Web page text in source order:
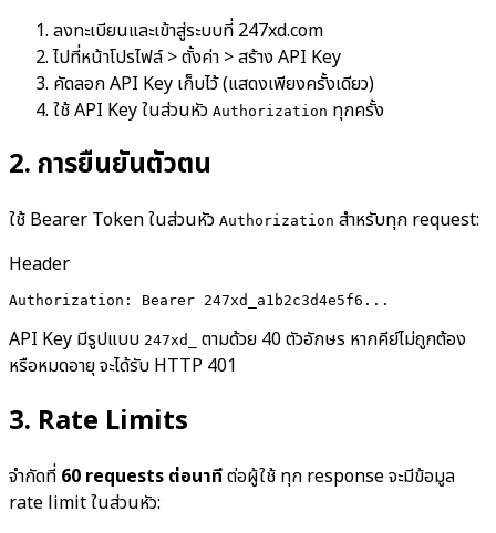
ลงทะเบียนและเข้าสู่ระบบที่ 247xd.com
ไปที่หน้าโปรไฟล์ >ตั้งค่า >สร้าง API Key
คัดลอก API Key เก็บไว้ (แสดงเพียงครั้งเดียว)
ใช้ API Key ในส่วนหัว Authorization ทุกครั้ง
2. การยืนยันตัวตน
ใช้ Bearer Token ในส่วนหัว Authorization สำหรับทุก request:
Header
Authorization: Bearer 247xd_a1b2c3d4e5f6...
API Key มีรูปแบบ 247xd_
ตามด้วย 40 ตัวอักษร หากคีย์ไม่ถูกต้อง
หรือหมดอายุ จะได้รับ HTTP 401
3. Rate Limits
จำกัดที่ 60 requests ต่อนาทีต่อผู้ใช้ ทุก response จะมีข้อมูล
rate limit ในส่วนหัว: